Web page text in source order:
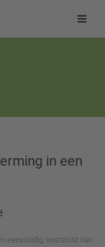
in een
eenvoudig overzicht van